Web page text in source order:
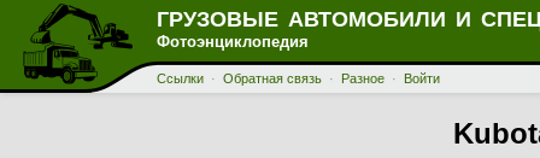
ГРУЗОВЫЕ АВТОМОБИЛИ И
Фотоэнциклопедия
Ссылки · Обратная связь · Разное · Войти